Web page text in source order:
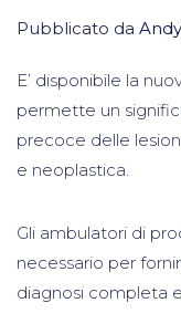
Pubblicato da Andy
E’ disponibile la
permette un
precoce delle
e neoplastica.
Gli ambulatori di
necessario per
diagnosi completa